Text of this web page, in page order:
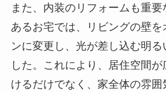
また、内装のリフォームも重要
あるお宅では、リビングの壁を
ンに変更し、光が差し込む明る
した。これにより、居住空間
けるだけでなく、家全体の雰囲